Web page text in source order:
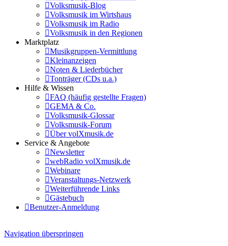
Volksmusik-Blog
Volksmusik im Wirtshaus
Volksmusik im Radio
Volksmusik in den Regionen
Marktplatz
Musikgruppen-Vermittlung
Kleinanzeigen
Noten & Liederbücher
Tonträger (CDs u.a.)
Hilfe & Wissen
FAQ (häufig gestellte Fragen)
GEMA & Co.
Volksmusik-Glossar
Volksmusik-Forum
Über volXmusik.de
Service & Angebote
Newsletter
webRadio volXmusik.de
Webinare
Veranstaltungs-Netzwerk
Weiterführende Links
Gästebuch
Benutzer-Anmeldung
Navigation überspringen